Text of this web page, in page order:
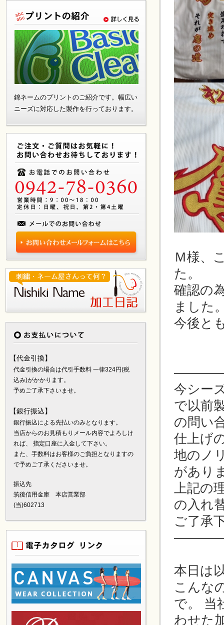
Ｍ様、
た。
確認の
ました
今後と
————
今シー
で以前
の問い
仕上げ
地のノ
があり
上記の
の入れ
ご了承
本日は
こんな
で。 当
わせた
錦ネームのプリントのご紹介です。幅広い
ニーズに対応した製作を行っております。
【代金引換】
代金引換の場合は代引手数料 一律324円(税
込み)がかかります。
予めご了承下さいませ。
【銀行振込】
銀行振込による先払いのみとなります。
当店からのお見積もりメール内容でよろしけ
れば、 指定口座に入金して下さい。
また、手数料はお客様のご負担となりますの
で予めご了承くださいませ。
振込先
筑後信用金庫 本店営業部
(当)602713